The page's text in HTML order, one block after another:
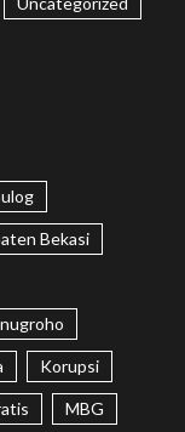
Bekasi
Korupsi
MBG